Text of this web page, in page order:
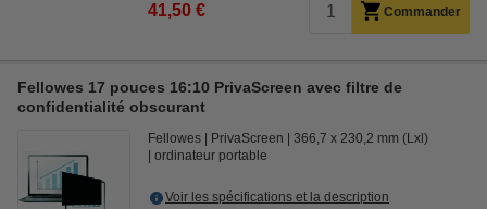
41,50 € Commander
Fellowes 17 pouces 16:10 PrivaScreen avec filtre de
confidentialité obscurant
Fellowes PrivaScreen
366,7 x 230,2 mm (Lxl)
ordinateur portable
Voir les spécifications et la description